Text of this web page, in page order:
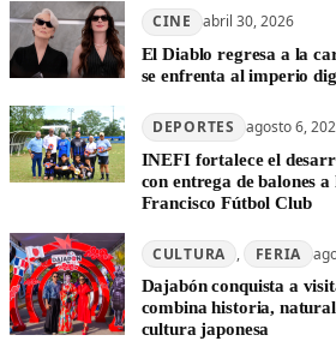
CINE abril 30, 2026
El Diablo regresa a la
se enfrenta al imperio
DEPORTES agosto 6,
INEFI fortalece el
con entrega de balones
Francisco Fútbol Club
CULTURA , FERIA
Dajabón conquista a
combina historia,
cultura japonesa